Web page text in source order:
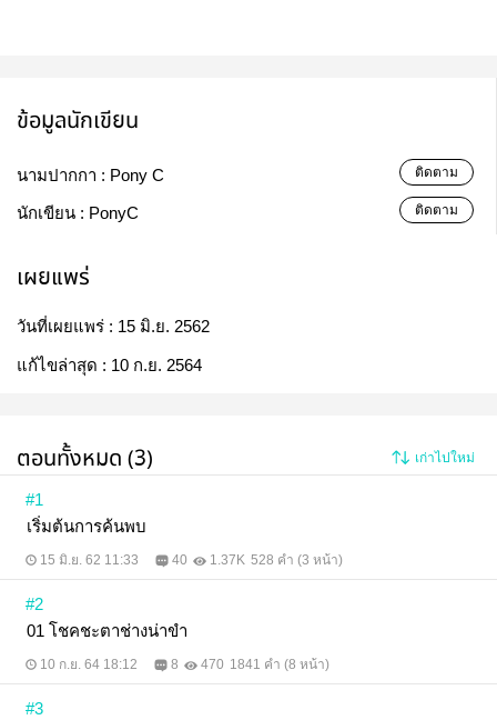
ข้อมูลนักเขียน
นามปากกา : Pony C ติดตาม
นักเขียน : PonyC ติดตาม
เผยแพร่
วันที่เผยแพร่ : 15 มิ.ย. 2562
แก้ไขล่าสุด : 10 ก.ย. 2564
ตอนทั้งหมด (3) เก่าไปใหม่
#1
เริ่มต้นการค้นพบ
15 มิ.ย. 62 11:33 40 1.37K 528 คำ (3 หน้า)
#2
01 โชคชะตาช่างน่าขำ
10 ก.ย. 64 18:12 8 470 1841 คำ (8 หน้า)
#3